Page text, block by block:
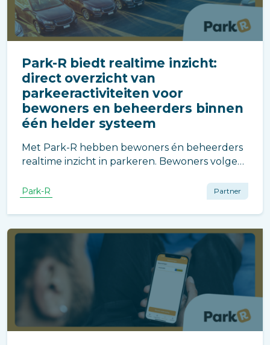
Park-R biedt realtime inzicht:
direct overzicht van
parkeeractiviteiten voor
bewoners en beheerders binnen
één helder systeem
Met Park-R hebben bewoners én beheerders
realtime inzicht in parkeren. Bewoners volgen
beheerders overzicht houden en direct
parkeerbeheer.
Park-R Partner